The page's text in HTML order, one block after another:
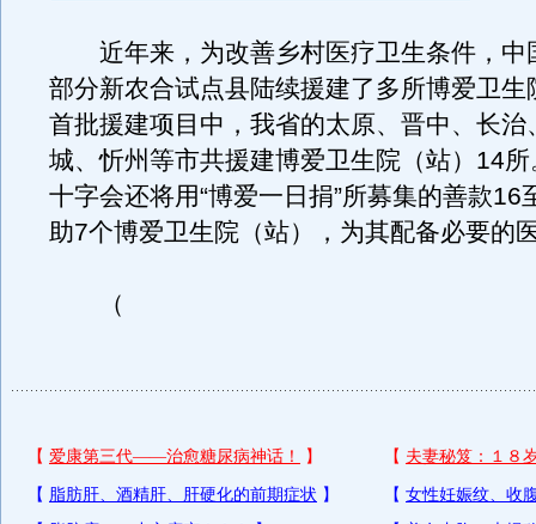
近年来，为改善乡村医疗卫生条件，中
部分新农合试点县陆续援建了多所博爱卫生
首批援建项目中，我省的太原、晋中、长治
城、忻州等市共援建博爱卫生院（站）14
十字会还将用“博爱一日捐”所募集的善款16
助7个博爱卫生院（站），为其配备必要的
（